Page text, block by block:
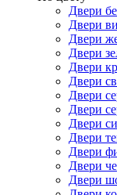
Двери
Двери
Двери
Двери
Двери
Двери
Двери
Двери
Двери
Двери
Двери
Двери
Двери